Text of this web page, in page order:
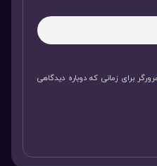
برای زمانی که دوباره دیدگاهی